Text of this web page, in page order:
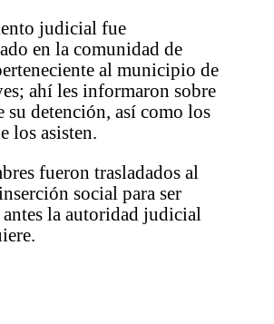
judicial fue
en la comunidad de
al municipio de
ahí les informaron sobre
su detención, así como los
los asisten.
fueron trasladados al
social para ser
antes la autoridad judicial